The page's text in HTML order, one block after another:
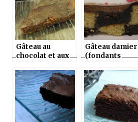
Gâteau au
chocolat et aux
brownie au
thermomix ou
sans
Gâteau damier
(fondants
amande), pâte à
sucre au
thermomix ou
sans